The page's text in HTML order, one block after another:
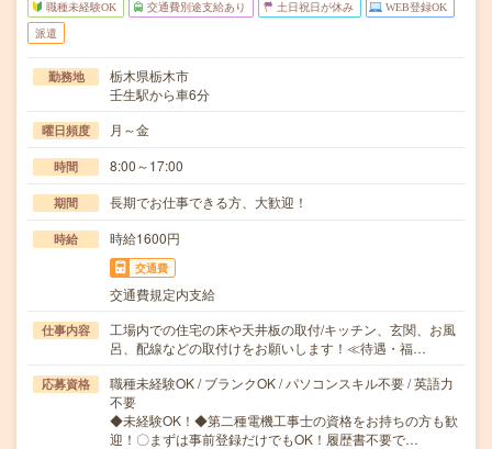
職種未経験OK 交通費別途支給あり 土日祝日が休み WEB登録OK
派遣
勤務地
栃木県栃木市
壬生駅から車6分
曜日頻度 月～金
時間 8:00～17:00
期間 長期でお仕事できる方、大歓迎！
時給 時給1600円
交通費
交通費規定内支給
仕事内容
工場内での住宅の床や天井板の取付/キッチン、玄関、お風
呂、配線などの取付けをお願いします！≪待遇・福…
応募資格
職種未経験OK / ブランクOK / パソコンスキル不要 / 英語力
不要
◆未経験OK！◆第二種電機工事士の資格をお持ちの方も歓
迎！〇まずは事前登録だけでもOK！履歴書不要で…